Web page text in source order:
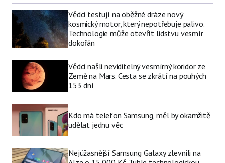
Vědci testují na oběžné dráze nový
kosmický motor, který nepotřebuje palivo.
Technologie může otevřít lidstvu vesmír
dokořán
Vědci našli neviditelný vesmírný koridor ze
Země na Mars. Cesta se zkrátí na pouhých
153 dní
Kdo má telefon Samsung, měl by okamžitě
udělat jednu věc
Nejúžasnější Samsung Galaxy zlevnili na